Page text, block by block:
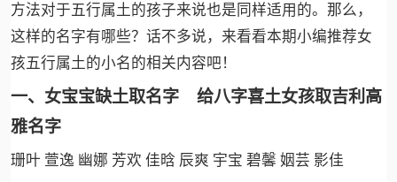
方法对于五行属土的孩子来说也是同样适用的。那么，
这样的名字有哪些？话不多说，来看看本期小编推荐女
孩五行属土的小名的相关内容吧！
一、女宝宝缺土取名字 给八字喜土女孩取吉利高
雅名字
珊叶 萱逸 幽娜 芳欢 佳晗 辰爽 宇宝 碧馨 姻芸 影佳